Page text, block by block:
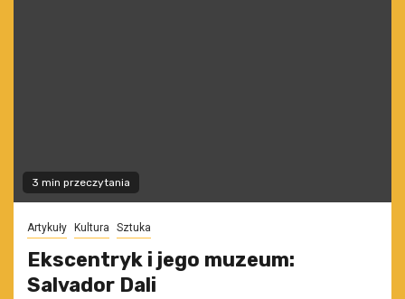
3 min przeczytania
Artykuły Kultura Sztuka
Ekscentryk i jego muzeum:
Salvador Dali